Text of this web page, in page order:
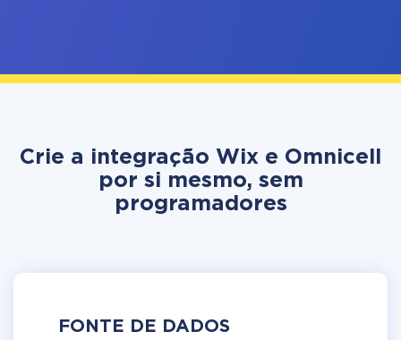
Crie a integração Wix e Omnicell
por si mesmo, sem
programadores
FONTE DE DADOS